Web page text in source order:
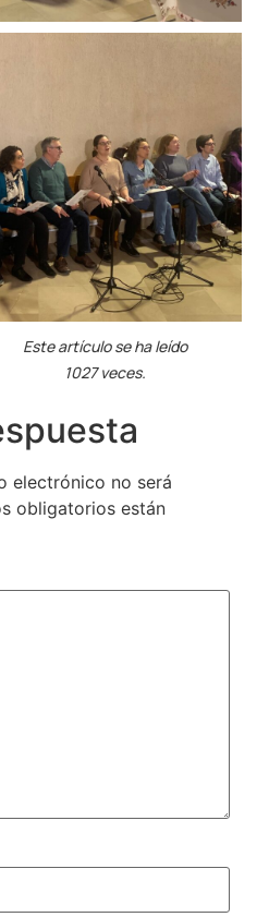
Este artículo se ha leído
1027 veces.
electrónico no será
obligatorios están